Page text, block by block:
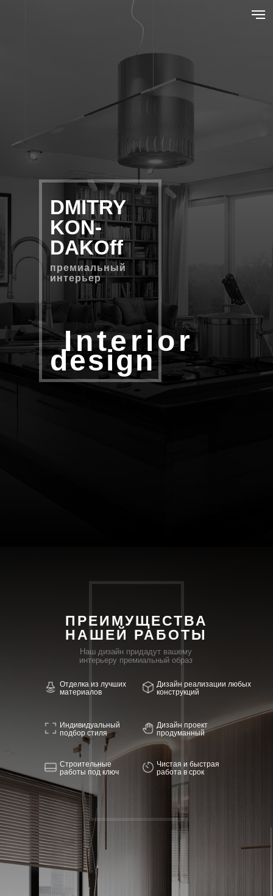
design
Interior
DMITRY
KON-
DAKOff
премиальный
интерьер
Наш дизайн придадут вашему
интерьеру премиальный образ
Индивидуальный
подбор стиля
Дизайн проект
продуманный
Отделка из лучших
материалов
Строительные
работы под ключ
Чистая и быстрая
работа в срок
Дизайн реализации любых
конструкций
ПРЕИМУЩЕСТВА
НАШЕЙ РАБОТЫ